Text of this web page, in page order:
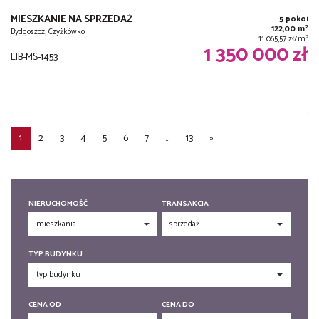
MIESZKANIE NA SPRZEDAŻ
Bydgoszcz, Czyżkówko
5 pokoi
122,00 m2
11 065,57 zł/m2
LIB-MS-1453 1 350 000 zł
1 2 3 4 5 6 7 ... 13 »
NIERUCHOMOŚĆ TRANSAKCJA
TYP BUDYNKU
CENA OD CENA DO